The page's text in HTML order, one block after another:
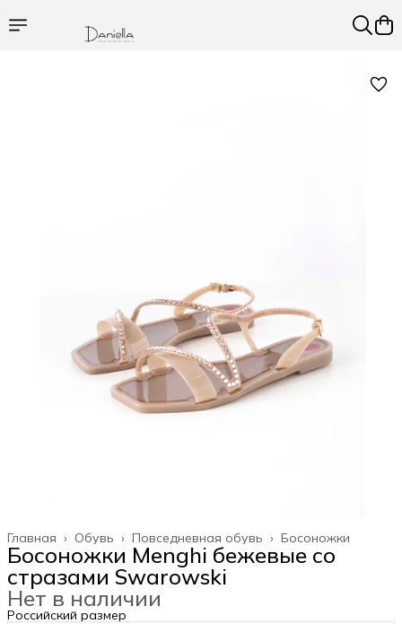
Босоножки
Повседневная обувь ›
Обувь ›
Главная ›
Босоножки Menghi бежевые со
стразами Swarowski
Нет в наличии
Российский размер